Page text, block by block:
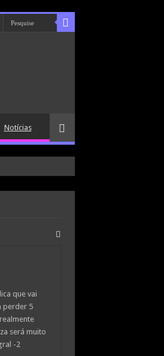
Notícias
que vai
perder 5
será muito
-2